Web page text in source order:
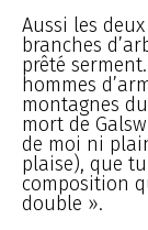
Aussi les
branches
prêté
hommes
montagnes
mort de
de moi ni
plaise), que
composition
double ».